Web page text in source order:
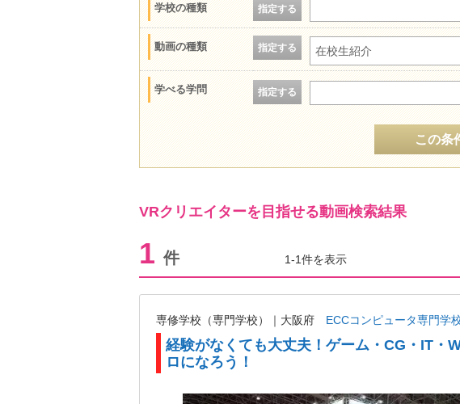
学校の種類 指定する
動画の種類 指定する 在校生紹介
学べる学問 指定する
この条
VRクリエイターを目指せる動画検索結果
1 件 1-1件を表示
専修学校（専門学校）｜大阪府 ECCコンピュータ専門学
経験がなくても大丈夫！ゲーム・CG・IT・
ロになろう！